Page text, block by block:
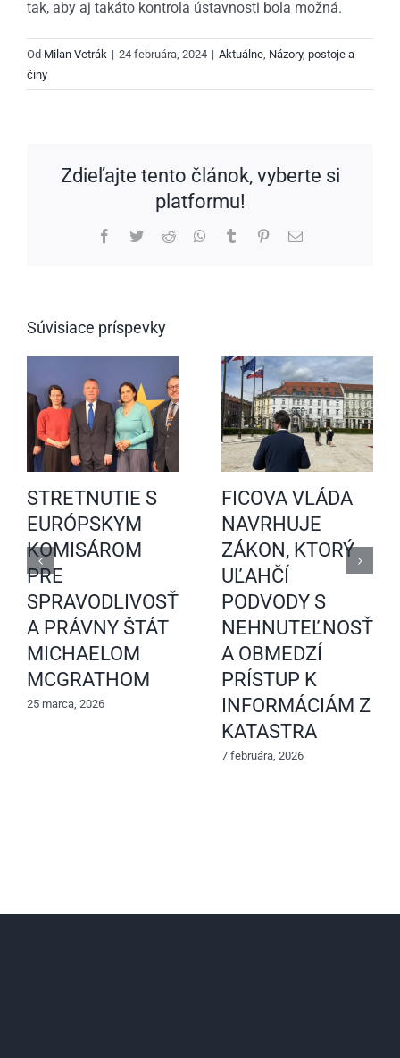
tak, aby aj takáto kontrola ústavnosti bola možná.
Od Milan Vetrák | 24 februára, 2024 | Aktuálne Názory, postoje a
činy
Zdieľajte tento článok, vyberte si
platformu!
Facebook
TwitterReddit WhatsApp
Tumblr PinterestEmail
Súvisiace príspevky
STRETNUTIE S
EURÓPSKYM
KOMISÁROM
PRE
SPRAVODLIVOSŤ
A PRÁVNY ŠTÁT
MICHAELOM
MCGRATHOM
25 marca, 2026
FICOVA VLÁDA
NAVRHUJE
ZÁKON, KTORÝ
UĽAHČÍ
PODVODY S
A OBMEDZÍ
PRÍSTUP K
INFORMÁCIÁM Z
KATASTRA
7 februára, 2026